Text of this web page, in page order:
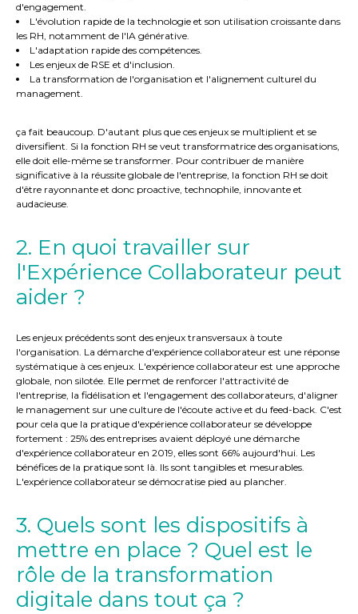
d'engagement.
L'évolution rapide de la technologie et son utilisation croissante dans
les RH, notamment de l'IA générative.
L'adaptation rapide des compétences.
Les enjeux de RSE et d'inclusion.
La transformation de l'organisation et l'alignement culturel du
management.
ça fait beaucoup. D'autant plus que ces enjeux se multiplient et se
diversifient. Si la fonction RH se veut transformatrice des organisations,
elle doit elle-même se transformer. Pour contribuer de manière
significative à la réussite globale de l'entreprise, la fonction RH se doit
d'être rayonnante et donc proactive, technophile, innovante et
audacieuse.
2. En quoi travailler sur
l'Expérience Collaborateur peut
aider ?
Les enjeux précédents sont des enjeux transversaux à toute
l'organisation. La démarche d'expérience collaborateur est une réponse
systématique à ces enjeux. L'expérience collaborateur est une approche
globale, non silotée. Elle permet de renforcer l'attractivité de
l'entreprise, la fidélisation et l'engagement des collaborateurs, d'aligner
le management sur une culture de l'écoute active et du feed-back. C'est
pour cela que la pratique d'expérience collaborateur se développe
fortement : 25% des entreprises avaient déployé une démarche
d'expérience collaborateur en 2019, elles sont 66% aujourd'hui. Les
bénéfices de la pratique sont là. Ils sont tangibles et mesurables.
L'expérience collaborateur se démocratise pied au plancher.
3. Quels sont les dispositifs à
mettre en place ? Quel est le
rôle de la transformation
digitale dans tout ça ?